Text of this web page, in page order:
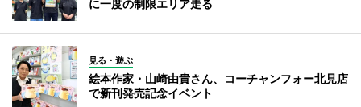
に一度の制限エリア走る
見る・遊ぶ
絵本作家・山崎由貴さん、コーチャンフォー北見店
で新刊発売記念イベント